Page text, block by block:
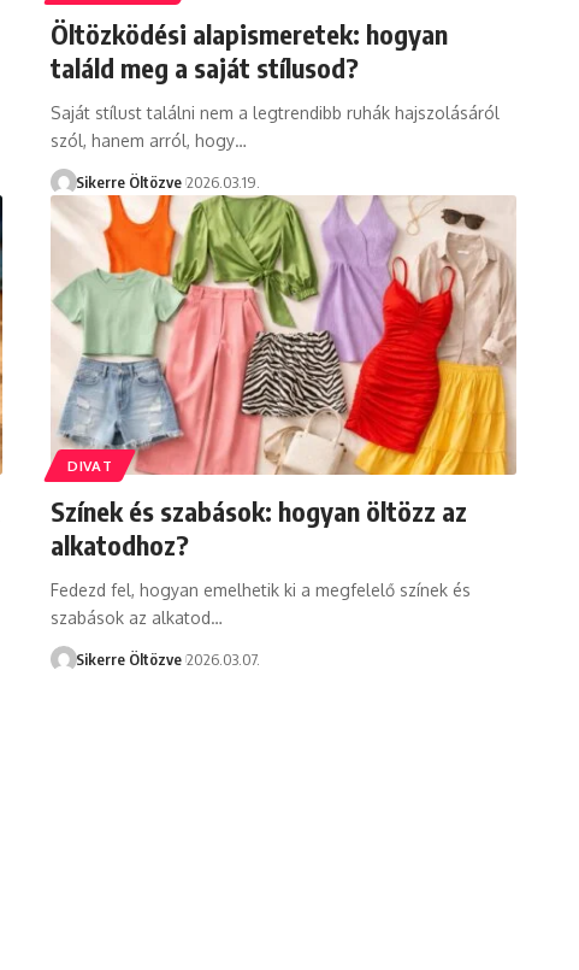
Öltözködési alapismeretek: hogyan
találd meg a saját stílusod?
Saját stílust találni nem a legtrendibb ruhák hajszolásáról
szól, hanem arról, hogy…
Sikerre Öltözve 2026.03.19.
DIVAT
Színek és szabások: hogyan öltözz az
alkatodhoz?
Fedezd fel, hogyan emelhetik ki a megfelelő színek és
szabások az alkatod…
Sikerre Öltözve 2026.03.07.